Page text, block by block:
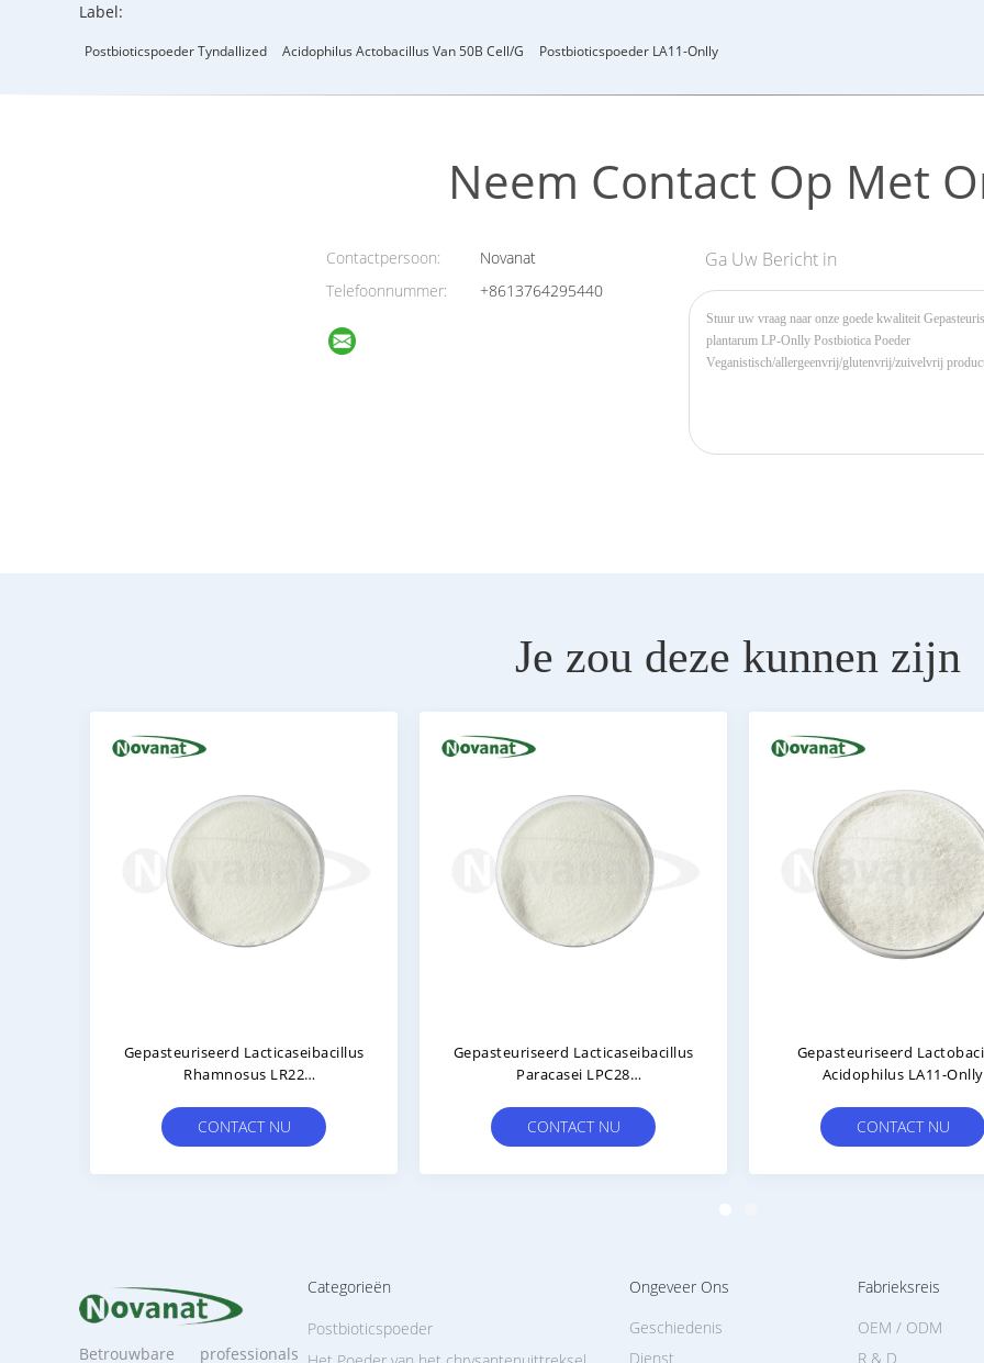
Label:
Postbioticspoeder Tyndallized Acidophilus Actobacillus Van 50B Cell/g Postbioticspoeder LA11-Onlly
Neem Contact Op Met
Contactpersoon:
Novanat
Telefoonnummer:
+8613764295440
Ga Uw Bericht in
Je zou deze kunnen zijn
Ligilactobacillus
LS86 Postbiotica Poeder
Gemengd Gefermenteerd
Postbiotica Sap Postbiotica
Evenwicht/gefermenteerd Sap
Postbiotische Gummies
Gepasteuriseerde Probiotische
Betrouwbare professionals
Categorieën
Postbioticspoeder
Ongeveer Ons
Geschiedenis
Dienst
Fabrieksreis
OEM / ODM
R & D